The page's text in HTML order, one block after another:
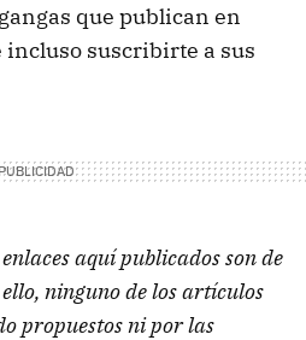
que publican en
incluso suscribirte a sus
aquí publicados son de
ninguno de los artículos
propuestos ni por las